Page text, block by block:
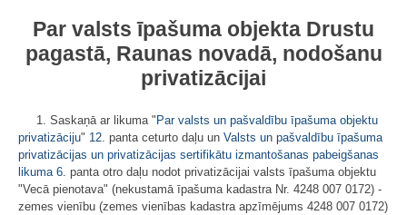
Par valsts īpašuma objekta Drustu
pagastā, Raunas novadā, nodošanu
privatizācijai
1. Saskaņā ar likuma " Par valsts un pašvaldību īpašuma objektu
privatizāciju" 12. panta ceturto daļu un Valsts un pašvaldību īpašuma
privatizācijas un privatizācijas sertifikātu izmantošanas pabeigšanas
likuma 6. panta otro daļu nodot privatizācijai valsts īpašuma objektu
"Vecā pienotava" (nekustamā īpašuma kadastra Nr. 4248 007 0172) -
zemes vienību (zemes vienības kadastra apzīmējums 4248 007 0172)